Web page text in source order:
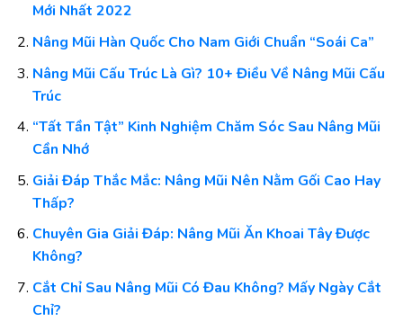
Mới Nhất 2022
Nâng Mũi Hàn Quốc Cho Nam Giới Chuẩn “Soái Ca”
Nâng Mũi Cấu Trúc Là Gì? 10+ Điều Về Nâng Mũi Cấu
Trúc
“Tất Tần Tật” Kinh Nghiệm Chăm Sóc Sau Nâng Mũi
Cần Nhớ
Giải Đáp Thắc Mắc: Nâng Mũi Nên Nằm Gối Cao Hay
Thấp?
Chuyên Gia Giải Đáp: Nâng Mũi Ăn Khoai Tây Được
Không?
Cắt Chỉ Sau Nâng Mũi Có Đau Không? Mấy Ngày Cắt
Chỉ?